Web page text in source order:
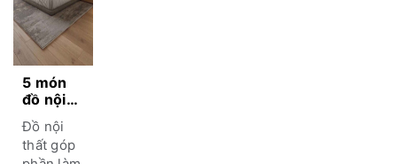
5 món
đồ nội
thất
“cạm
bẫy”
Đồ nội
thất góp